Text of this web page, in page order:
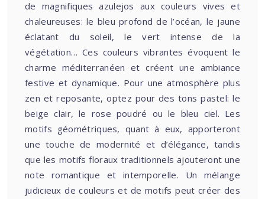
de magnifiques azulejos aux couleurs vives et
chaleureuses: le bleu profond de l’océan, le jaune
éclatant du soleil, le vert intense de la
végétation… Ces couleurs vibrantes évoquent le
charme méditerranéen et créent une ambiance
festive et dynamique. Pour une atmosphère plus
zen et reposante, optez pour des tons pastel: le
beige clair, le rose poudré ou le bleu ciel. Les
motifs géométriques, quant à eux, apporteront
une touche de modernité et d’élégance, tandis
que les motifs floraux traditionnels ajouteront une
note romantique et intemporelle. Un mélange
judicieux de couleurs et de motifs peut créer des